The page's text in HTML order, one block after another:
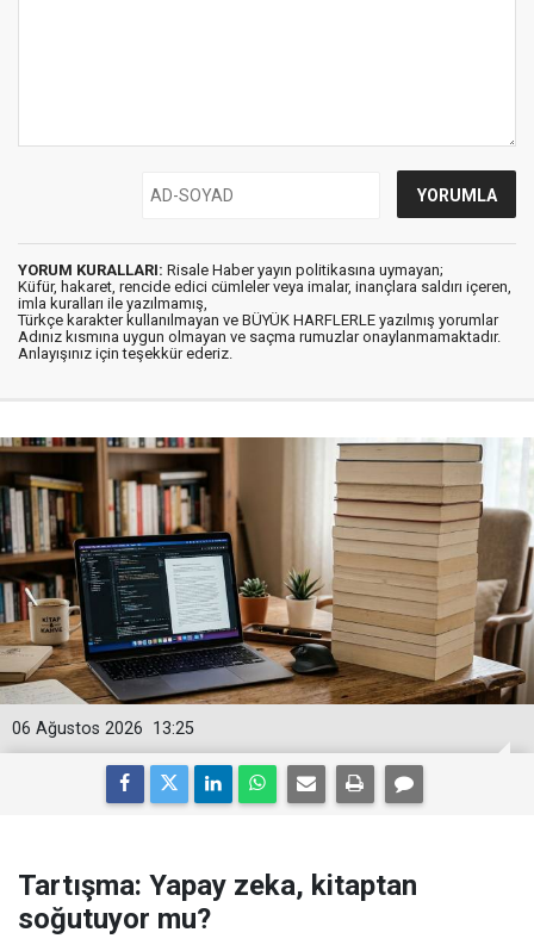
YORUM KURALLARI: Risale Haber yayın politikasına uymayan;
Küfür, hakaret, rencide edici cümleler veya imalar, inançlara saldırı içeren,
imla kuralları ile yazılmamış,
Türkçe karakter kullanılmayan ve BÜYÜK HARFLERLE yazılmış yorumlar
Adınız kısmına uygun olmayan ve saçma rumuzlar onaylanmamaktadır.
Anlayışınız için teşekkür ederiz.
13:25
06 Ağustos 2026
Tartışma: Yapay zeka, kitaptan
soğutuyor mu?